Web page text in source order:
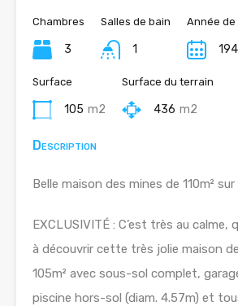
Chambres
3
Salles de bain
1
Année
Surface
105 m2
Surface du terrain
436 m2
Description
Belle maison des mines de 110m²
EXCLUSIVITÉ : C’est très au calme,
à découvrir cette très jolie maison
105m² avec sous-sol complet,
piscine hors-sol (diam. 4.57m) et